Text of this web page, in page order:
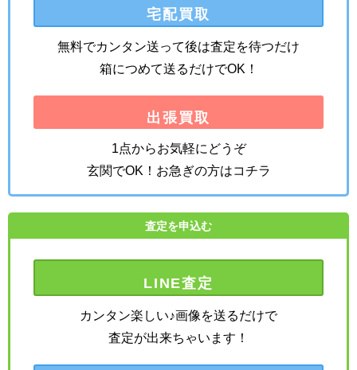
宅配買取
無料でカンタン送って後は査定を待つだけ
箱につめて送るだけでOK！
出張買取
1点からお気軽にどうぞ
玄関でOK！お急ぎの方はコチラ
査定を申込む
LINE査定
カンタン楽しい♪画像を送るだけで
査定が出来ちゃいます！